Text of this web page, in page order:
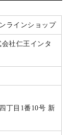
ラインショップ
社仁王インタ
丁目1番10号 新